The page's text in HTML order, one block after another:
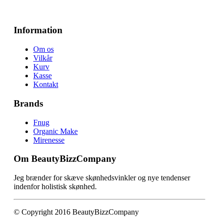
Information
Om os
Vilkår
Kurv
Kasse
Kontakt
Brands
Fnug
Organic Make
Mirenesse
Om BeautyBizzCompany
Jeg brænder for skæve skønhedsvinkler og nye tendenser
indenfor holistisk skønhed.
© Copyright 2016 BeautyBizzCompany